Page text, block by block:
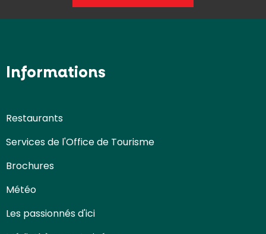
Informations
Restaurants
Services de l'Office de Tourisme
Brochures
Météo
Les passionnés d'ici